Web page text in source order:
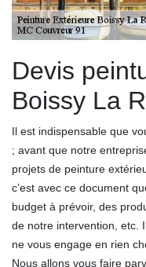
Devis
Boissy La
Il est indispensable que
; avant que notre
projets de peinture
c’est avec ce document
budget à prévoir, des
de notre intervention, etc.
ne vous engage en rien
Nous allons vous faire